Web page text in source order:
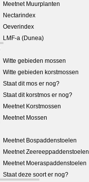
Meetnet Muurplanten
Nectarindex
Oeverindex
LMF-a (Dunea)
Witte gebieden mossen
Witte gebieden korstmossen
Staat dit mos er nog?
Staat dit korstmos er nog?
Meetnet Korstmossen
Meetnet Mossen
Meetnet Bospaddenstoelen
Meetnet Zeereeppaddenstoelen
Meetnet Moeraspaddenstoelen
Staat deze soort er nog?